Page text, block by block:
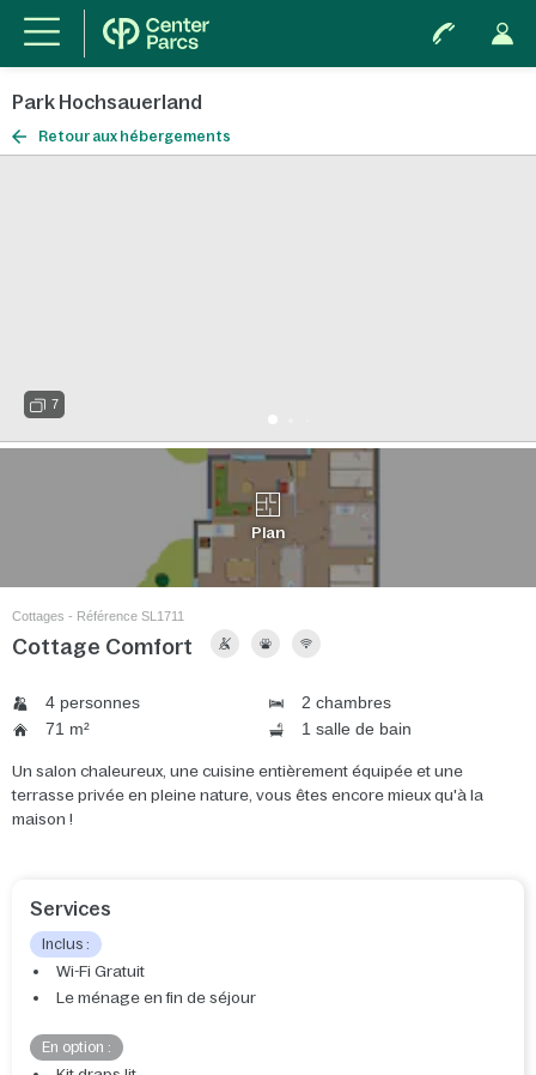
Park Hochsauerland
Retour aux hébergements
7
Plan
Cottages - Référence SL1711
Cottage Comfort
4 personnes
2 chambres
71 m²
1 salle de bain
Un salon chaleureux, une cuisine entièrement équipée et une
terrasse privée en pleine nature, vous êtes encore mieux qu'à la
maison !
Services
Inclus :
Wi-Fi Gratuit
Le ménage en fin de séjour
En option :